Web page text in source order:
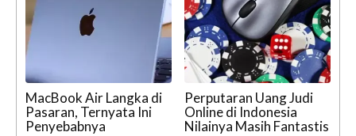
MacBook Air Langka di
Pasaran, Ternyata Ini
Penyebabnya
Perputaran Uang Judi
Online di Indonesia
Nilainya Masih Fantastis